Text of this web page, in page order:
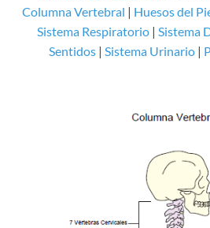
Columna Vertebral | Huesos del
Sistema Respiratorio| Sistema
Sentidos | Sistema Urinario |